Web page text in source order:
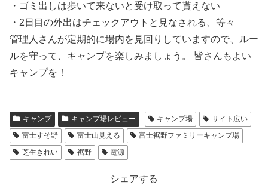
・ゴミ出しは歩いて来ないと受け取って貰えない
・2日目の外出はチェックアウトと見なされる、等々
管理人さんが定期的に場内を見回りしていますので、ルー
ルを守って、キャンプを楽しみましょう。 皆さんもよい
キャンプを！
キャンプ キャンプ場レビュー キャンプ場
サイト広い
富士すそ野
富士山見える
富士裾野ファミリーキャンプ場
芝生きれい
裾野 電源
シェアする